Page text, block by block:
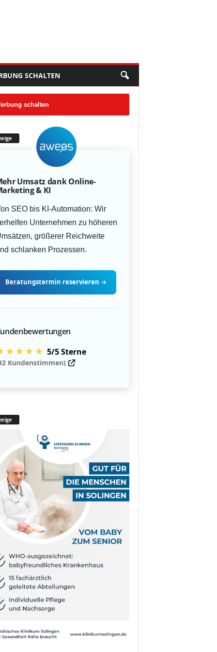
SCHALTEN
schalten
Umsatz dank Online-
& KI
SEO bis KI-Automation: Wir
Unternehmen zu höheren
größerer Reichweite
schlanken Prozessen.
Beratungstermin reservieren →
5/5 Sterne
Kundenstimmen)